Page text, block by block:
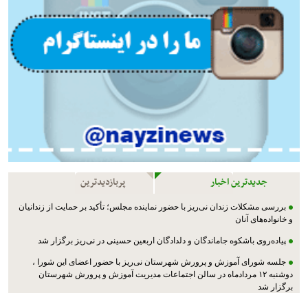
جدیدترین اخبار پربازدیدترین
بررسی مشکلات زندان نی‌ریز با حضور نماینده مجلس؛ تأکید بر حمایت از زندانیان
و خانواده‌های آنان
پیاده‌روی باشکوه جاماندگان و دلدادگان اربعین حسینی در نی‌ریز برگزار شد
جلسه شورای آموزش و پرورش شهرستان نی‌ریز با حضور اعضای این شورا ،
دوشنبه ۱۲ مردادماه در سالن اجتماعات مدیریت آموزش و پرورش شهرستان
برگزار شد